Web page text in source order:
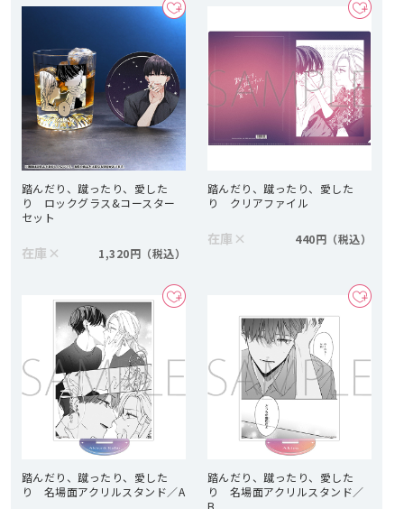
踏んだり、蹴ったり、愛した
り ロックグラス&コースター
セット
在庫 × 1,320円
踏んだり、蹴ったり、愛した
り クリアファイル
在庫 × 440円
踏んだり、蹴ったり、愛した
り 名場面アクリルスタンド／A
踏んだり、蹴ったり、愛した
り 名場面アクリルスタンド／
B